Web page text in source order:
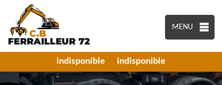
MENU
indisponible indisponible